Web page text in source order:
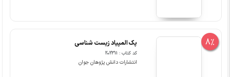
8% پک المپیاد زیست شناسی
کد کتاب : 202311
انتشارات دانش پژوهان جوان